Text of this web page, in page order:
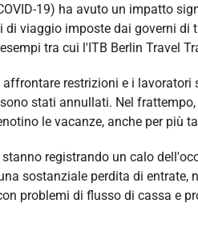
19) ha avuto un impatto
di viaggio imposte dai governi
tra cui l'ITB Berlin Travel
affrontare restrizioni e i
stati annullati. Nel
le vacanze, anche per più
registrando un calo
sostanziale perdita di
problemi di flusso di cassa e